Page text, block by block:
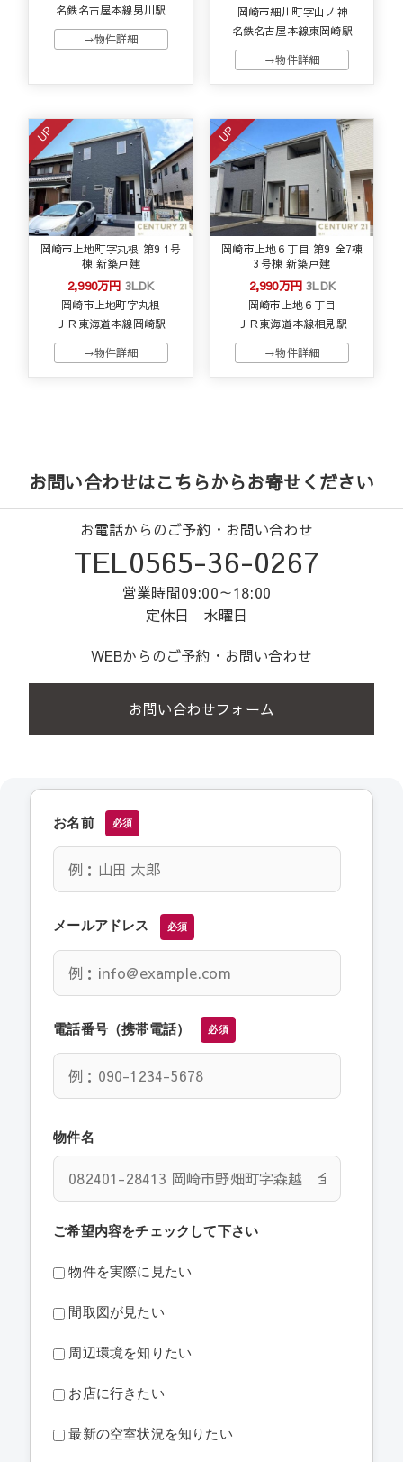
名鉄名古屋本線男川駅
→物件詳細
岡崎市細川町字山ノ神
名鉄名古屋本線東岡崎駅
→物件詳細
UP
岡崎市上地町字丸根 第9 1号
棟 新築戸建
2,990万円 3LDK
岡崎市上地町字丸根
ＪＲ東海道本線岡崎駅
→物件詳細
UP
岡崎市上地６丁目 第9 全7棟
3号棟 新築戸建
2,990万円3LDK
岡崎市上地６丁目
ＪＲ東海道本線相見駅
→物件詳細
お問い合わせはこちらからお寄せください
お電話からのご予約・お問い合わせ
TEL0565-36-0267
営業時間09:00～18:00
定休日 水曜日
WEBからのご予約・お問い合わせ
お問い合わせフォーム
お名前 必須
メールアドレス 必須
電話番号（携帯電話） 必須
物件名
ご希望内容をチェックして下さい
物件を実際に見たい
間取図が見たい
周辺環境を知りたい
お店に行きたい
最新の空室状況を知りたい